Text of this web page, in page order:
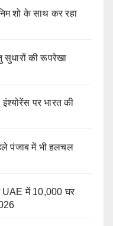
शो के साथ कर रहा
सुधारों की रूपरेखा
पर भारत की
पंजाब में भी हलचल
में 10,000 घर